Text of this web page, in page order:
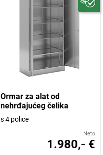
Ormar za alat od
nehrđajućeg čelika
s 4 police
Neto
1.980,- €